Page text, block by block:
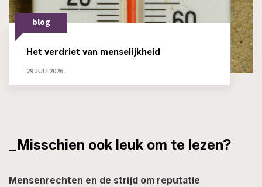
blog
Het verdriet van menselijkheid
29 JULI 2026
_Misschien ook leuk om te lezen?
Mensenrechten en de strijd om reputatie